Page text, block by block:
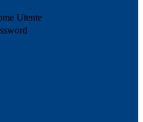
Utente